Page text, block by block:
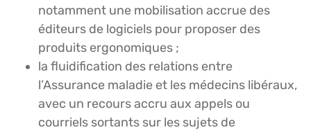
notamment une mobilisation accrue des
éditeurs de logiciels pour proposer des
produits ergonomiques ;
la fluidification des relations entre
l’Assurance maladie et les médecins libéraux,
avec un recours accru aux appels ou
courriels sortants sur les sujets de